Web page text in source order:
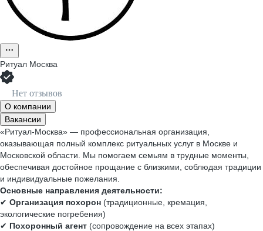
Ритуал Москва
Нет отзывов
О компании
Вакансии
«Ритуал-Москва» — профессиональная организация,
оказывающая полный комплекс ритуальных услуг в Москве и
Московской области. Мы помогаем семьям в трудные моменты,
обеспечивая достойное прощание с близкими, соблюдая традиции
и индивидуальные пожелания.
Основные направления деятельности:
✔ Организация похорон (традиционные, кремация,
экологические погребения)
✔ Похоронный агент (сопровождение на всех этапах)